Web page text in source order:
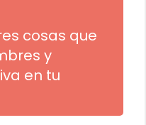
cosas que
y
en tu